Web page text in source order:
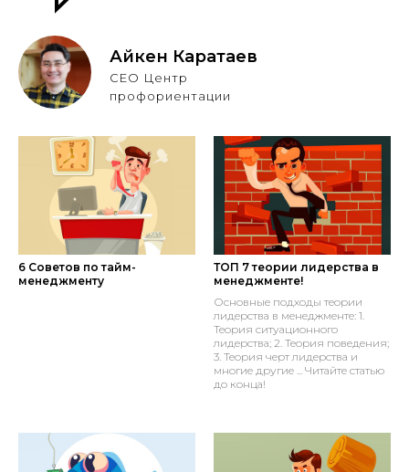
Айкен Каратаев
CEO Центр
профориентации
6 Советов по тайм-
менеджменту
ТОП 7 теории лидерства в
менеджменте!
Основные подходы теории
лидерства в менеджменте: 1.
Теория ситуационного
лидерства; 2. Теория поведения;
3. Теория черт лидерства и
многие другие ... Читайте статью
до конца!